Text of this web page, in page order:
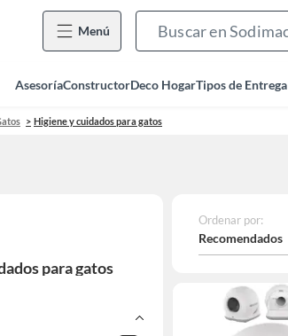
Menú
AsesoríaConstructorDeco HogarTipos de Entrega
Higiene y cuidados para gatos
para gatos
Ordenar por:
Recomendados